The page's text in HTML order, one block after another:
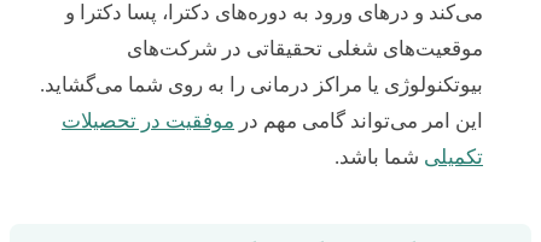
می‌کند و درهای ورود به دوره‌های دکترا، پسا دکترا و
موقعیت‌های شغلی تحقیقاتی در شرکت‌های
بیوتکنولوژی یا مراکز درمانی را به روی شما می‌گشاید.
این امر می‌تواند گامی مهم در موفقیت در تحصیلات
تکمیلی شما باشد.